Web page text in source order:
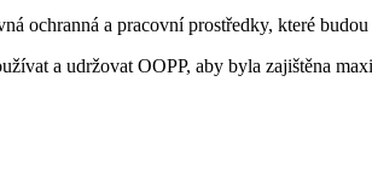
ochranná a pracovní prostředky, které
a udržovat OOPP, aby byla zajištěna